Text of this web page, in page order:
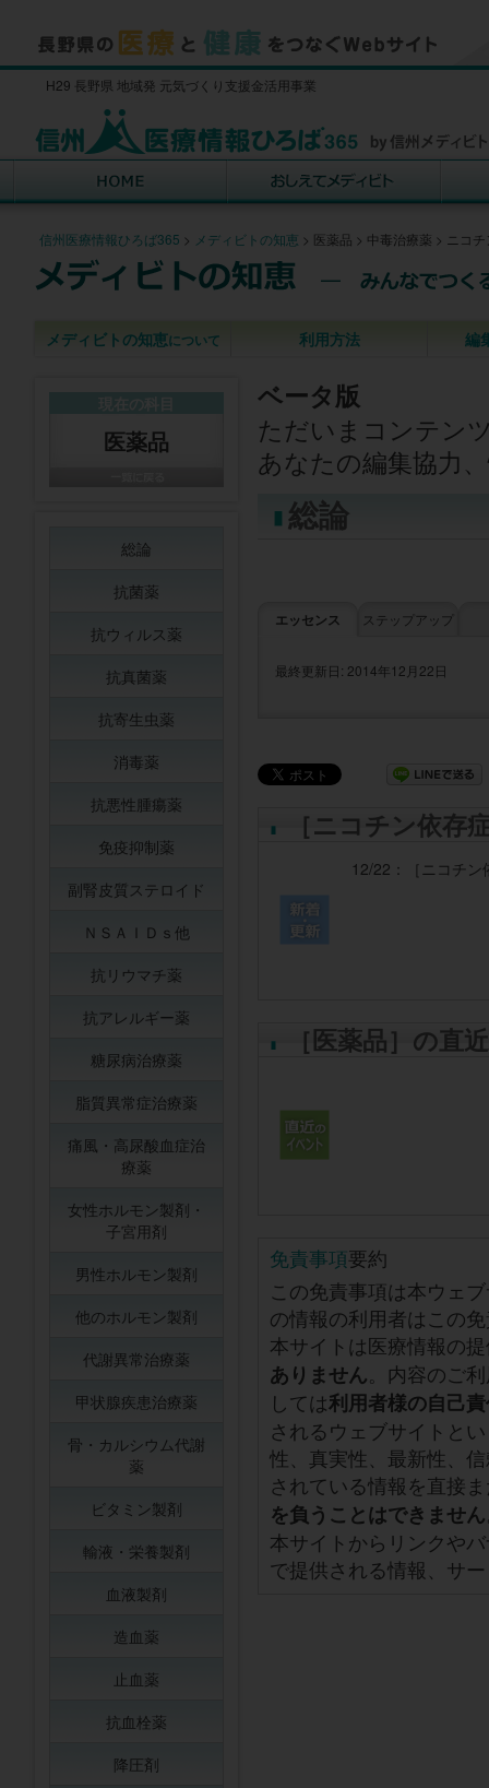
H29 長野県 地域発 元気づくり支援金活用事業
信州医療情報ひろば365 > メディビトの知恵 > 医薬品 > 中毒治療薬 > ニコ
メディビトの知恵について 利用方法 編
ベータ版
ただいまコンテン
あなたの編集協力
総論
エッセンス ステップアップ
最終更新日: 2014年12月22日
［ニコチン依存
12/22： ［ニコチ
［医薬品］の直
免責事項要約
この免責事項は本ウェ
の情報の利用者はこの
本サイトは医療情報の
ありません。内容のご
しては利用者様の自己
されるウェブサイトと
性、真実性、最新性、
されている情報を直接
を負うことはできません
本サイトからリンクや
で提供される情報、サ
医薬品
総論
抗菌薬
抗ウィルス薬
抗真菌薬
抗寄生虫薬
消毒薬
抗悪性腫瘍薬
免疫抑制薬
副腎皮質ステロイド
ＮＳＡＩＤｓ他
抗リウマチ薬
抗アレルギー薬
糖尿病治療薬
脂質異常症治療薬
痛風・高尿酸血症治
療薬
女性ホルモン製剤・
子宮用剤
男性ホルモン製剤
他のホルモン製剤
代謝異常治療薬
甲状腺疾患治療薬
骨・カルシウム代謝
薬
ビタミン製剤
輸液・栄養製剤
血液製剤
造血薬
止血薬
抗血栓薬
降圧剤